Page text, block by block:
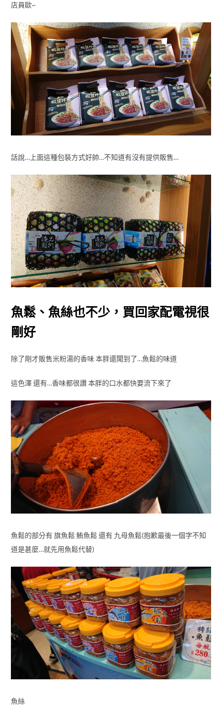
店員歐~
話說…上面這種包裝方式好帥…不知道有沒有提供販售…
魚鬆、魚絲也不少，買回家配電視很
剛好
除了剛才販售米粉湯的香味 本胖還聞到了…魚鬆的味道
這色澤 還有…香味都很讚 本胖的口水都快要流下來了
魚鬆的部分有 旗魚鬆 鮪魚鬆 還有 九母魚鬆(抱歉最後一個字不知
道是甚麼…就先用魚鬆代替)
魚絲